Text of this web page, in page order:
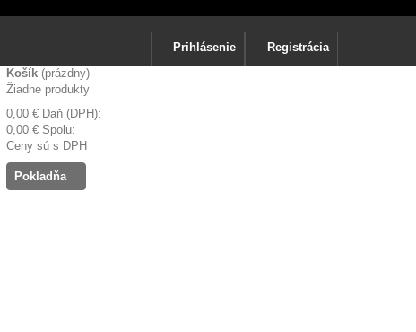
Registrácia
Prihlásenie
Košík (prázdny)
Žiadne produkty
0,00 € Daň (DPH):
0,00 € Spolu:
Ceny sú s DPH
Pokladňa